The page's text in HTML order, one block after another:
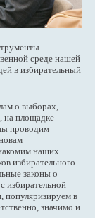
среде нашей
в избирательный
о выборах,
на площадке
проводим
наших
избирательного
законы о
избирательной
популяризируем в
значимо и